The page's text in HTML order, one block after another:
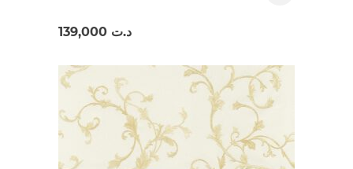
د.ت